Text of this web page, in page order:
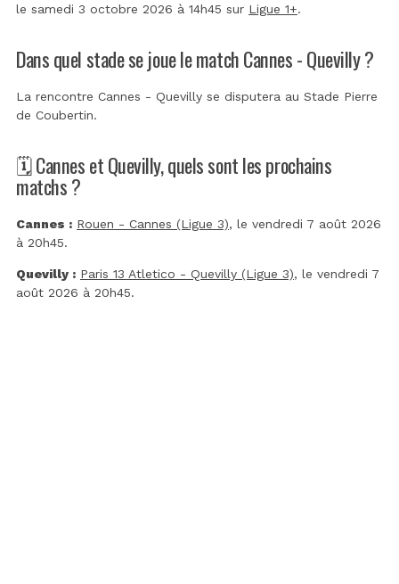
le samedi 3 octobre 2026 à 14h45 sur Ligue 1+.
Dans quel stade se joue le match Cannes - Quevilly ?
La rencontre Cannes - Quevilly se disputera au Stade Pierre
de Coubertin.
🗓️ Cannes et Quevilly, quels sont les prochains
matchs ?
Cannes : Rouen - Cannes (Ligue 3), le vendredi 7 août 2026
à 20h45.
Quevilly : Paris 13 Atletico - Quevilly (Ligue 3), le vendredi 7
août 2026 à 20h45.